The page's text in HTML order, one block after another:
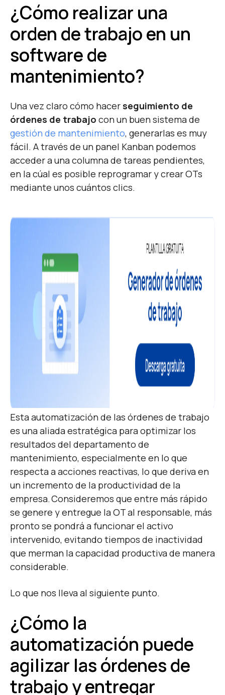
¿Cómo realizar una
orden de trabajo en un
software de
mantenimiento?
Una vez claro cómo hacer seguimiento de
órdenes de trabajo con un buen sistema de
gestión de mantenimiento, generarlas es muy
fácil. A través de un panel Kanban podemos
acceder a una columna de tareas pendientes,
en la cúal es posible reprogramar y crear OTs
mediante unos cuántos clics.
Esta automatización de las órdenes de trabajo
es una aliada estratégica para optimizar los
resultados del departamento de
mantenimiento, especialmente en lo que
respecta a acciones reactivas, lo que deriva en
un incremento de la productividad de la
empresa. Consideremos que entre más rápido
se genere y entregue la OT al responsable, más
pronto se pondrá a funcionar el activo
intervenido, evitando tiempos de inactividad
que merman la capacidad productiva de manera
considerable.
Lo que nos lleva al siguiente punto.
¿Cómo la
automatización puede
agilizar las órdenes de
trabajo y entregar